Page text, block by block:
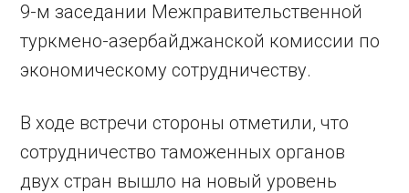
9-м заседании Межправительственной
туркмено-азербайджанской комиссии по
экономическому сотрудничеству.
В ходе встречи стороны отметили, что
сотрудничество таможенных органов
двух стран вышло на новый уровень